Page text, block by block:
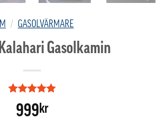
/ GASOLVÄRMARE
Gasolkamin
Betygsatt
av 5
999kr